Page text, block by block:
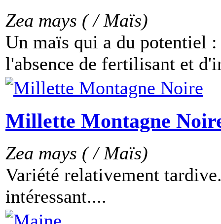
Zea mays ( / Maïs)
Un maïs qui a du potentiel
l'absence de fertilisant et
Millette Montagne
Zea mays ( / Maïs)
Variété relativement
intéressant....